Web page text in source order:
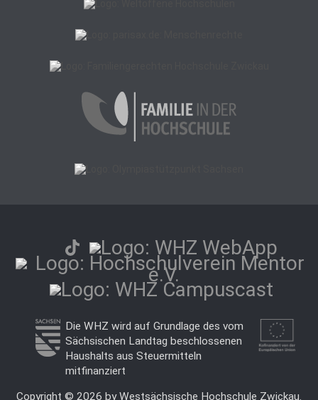
Die WHZ wird auf Grundlage des vom
Sächsischen Landtag beschlossenen
Haushalts aus Steuermitteln
mitfinanziert
Copyright © 2026 by Westsächsische Hochschule Zwickau.